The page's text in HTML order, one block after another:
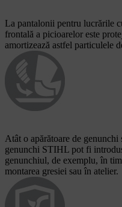
La pantalonii pentru lucrările
frontală a picioarelor este
amortizează astfel particulele
Atât o apărătoare de genunchi
genunchi STIHL pot fi
genunchiul, de exemplu, în
montarea gresiei sau în atelier.